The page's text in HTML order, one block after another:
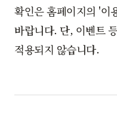
확인은 홈페이지의 '이
바랍니다. 단, 이벤트
적용되지 않습니다.